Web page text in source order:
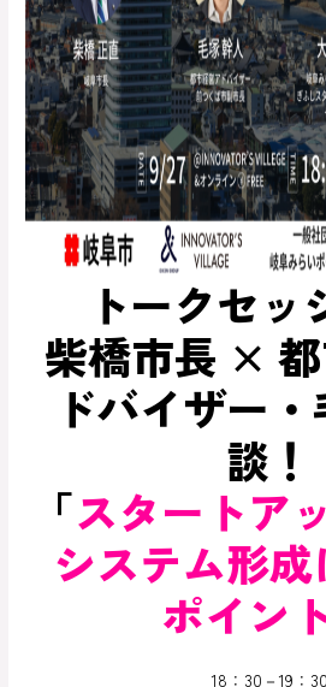
トークセッ
柴橋市長 ×
ドバイザー
談！
「スタートア
システム形
ポイン
18：30－19：30